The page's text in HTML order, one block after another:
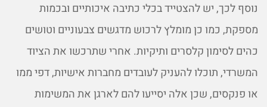
נוסף לכך, יש להצטייד בכלי כתיבה איכותיים ובכמות
מספקת, כמו כן מומלץ לרכוש מדגשים צבעוניים וטושים
כהים לסימון קלסרים ותיקיות. אחרי שתרכשו את הציוד
המשרדי, תוכלו להעניק לעובדים מחברות אישיות, דפי ממו
או פנקסים, שכן אלה יסייעו להם לארגן את המשימות